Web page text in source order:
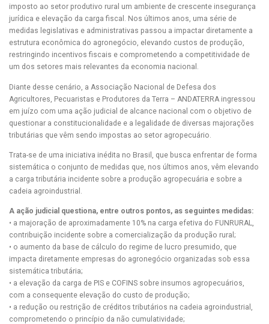
imposto ao setor produtivo rural um ambiente de crescente insegurança
jurídica e elevação da carga fiscal. Nos últimos anos, uma série de
medidas legislativas e administrativas passou a impactar diretamente a
estrutura econômica do agronegócio, elevando custos de produção,
restringindo incentivos fiscais e comprometendo a competitividade de
um dos setores mais relevantes da economia nacional.
Diante desse cenário, a Associação Nacional de Defesa dos
Agricultores, Pecuaristas e Produtores da Terra – ANDATERRA ingressou
em juízo com uma ação judicial de alcance nacional com o objetivo de
questionar a constitucionalidade e a legalidade de diversas majorações
tributárias que vêm sendo impostas ao setor agropecuário.
Trata-se de uma iniciativa inédita no Brasil, que busca enfrentar de forma
sistemática o conjunto de medidas que, nos últimos anos, vêm elevando
a carga tributária incidente sobre a produção agropecuária e sobre a
cadeia agroindustrial.
A ação judicial questiona, entre outros pontos, as seguintes medidas:
• a majoração de aproximadamente 10% na carga efetiva do FUNRURAL,
contribuição incidente sobre a comercialização da produção rural;
• o aumento da base de cálculo do regime de lucro presumido, que
impacta diretamente empresas do agronegócio organizadas sob essa
sistemática tributária;
• a elevação da carga de PIS e COFINS sobre insumos agropecuários,
com a consequente elevação do custo de produção;
• a redução ou restrição de créditos tributários na cadeia agroindustrial,
comprometendo o princípio da não cumulatividade;